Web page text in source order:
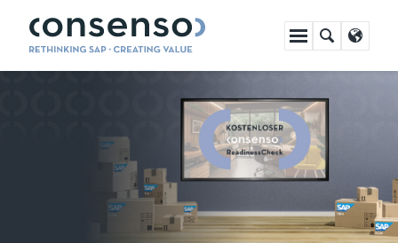
Navigation
überspringen
Für Sie in Phase 1 kostenlos, der
consenso ReadinessCheck